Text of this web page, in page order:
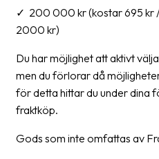
News
Contact
us
✓ 200 000 kr (kostar 695 kr /
2000 kr)
Du har möjlighet att aktivt
men du förlorar då
för detta hittar du under dina
fraktköp.
Gods som inte omfattas av